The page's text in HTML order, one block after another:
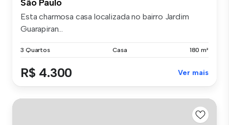
São Paulo
Esta charmosa casa localizada no bairro Jardim
Guarapiran...
3 Quartos Casa 180 m²
R$ 4.300 Ver mais